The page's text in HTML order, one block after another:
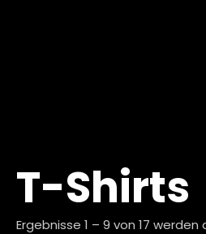
T-Shirts
Ergebnisse 1 – 9 von 17